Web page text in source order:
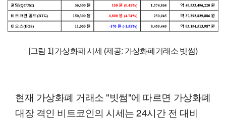
[그림 1] 가상화폐 시세 (제공: 가상화폐거래소 빗썸)
현재 가상화폐 거래소 "빗썸"에 따르면 가상화폐
대장 격인 비트코인의 시세는 24시간 전 대비